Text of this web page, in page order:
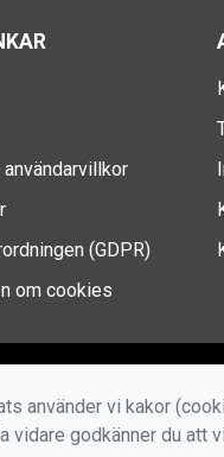
(GDPR)
om cookies
använder vi kakor
vidare godkänner du att